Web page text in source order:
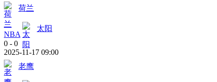
荷兰
NBA
太阳
0 - 0
2025-11-17 09:00
老鹰